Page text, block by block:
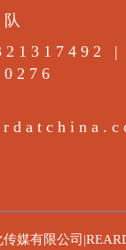
|
媒有限公司